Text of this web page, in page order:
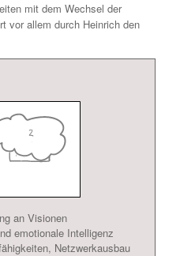
mit dem Wechsel der
vor allem durch Heinrich den
an Visionen
emotionale Intelligenz
Netzwerkausbau